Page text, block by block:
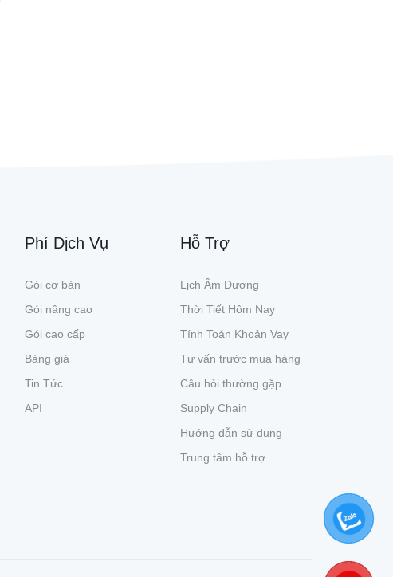
Phí Dịch Vụ
Gói cơ bản
Gói nâng cao
Gói cao cấp
Bảng giá
Tin Tức
API
Hỗ Trợ
Lịch Âm Dương
Thời Tiết Hôm Nay
Tính Toán Khoản Vay
Tư vấn trước mua hàng
Câu hỏi thường gặp
Supply Chain
Hướng dẫn sử dụng
Trung tâm hỗ trợ